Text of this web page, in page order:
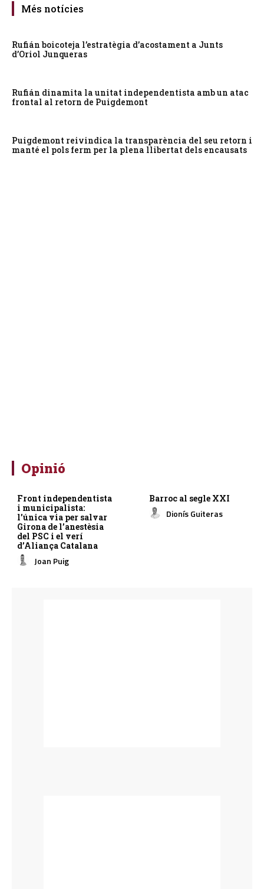
Més notícies
Rufián boicoteja l’estratègia d’acostament a Junts
d’Oriol Junqueras
Rufián dinamita la unitat independentista amb un atac
frontal al retorn de Puigdemont
Puigdemont reivindica la transparència del seu retorn i
manté el pols ferm per la plena llibertat dels encausats
Opinió
Front independentista
i municipalista:
l’única via per salvar
Girona de l’anestèsia
del PSC i el verí
d’Aliança Catalana
Joan Puig
Barroc al segle XXI
Dionís Guiteras